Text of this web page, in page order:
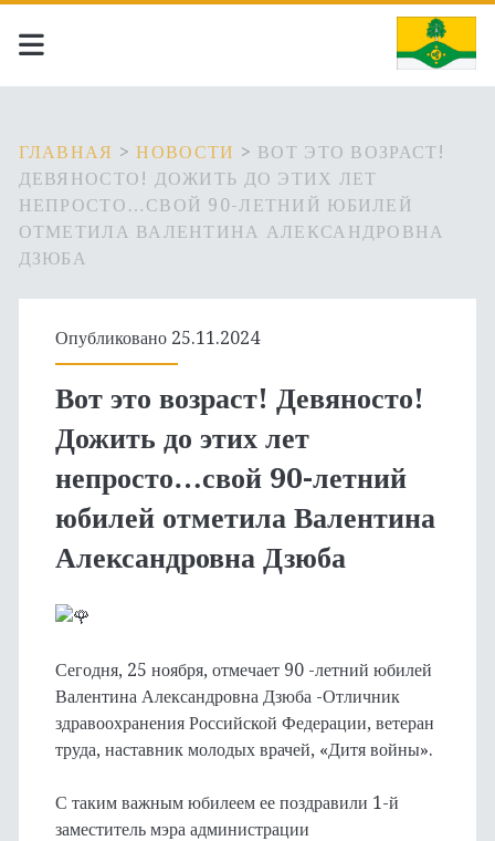
ГЛАВНАЯ >НОВОСТИ > ВОТ ЭТО ВОЗРАСТ!
ДЕВЯНОСТО! ДОЖИТЬ ДО ЭТИХ ЛЕТ
НЕПРОСТО…СВОЙ 90-ЛЕТНИЙ ЮБИЛЕЙ
ОТМЕТИЛА ВАЛЕНТИНА АЛЕКСАНДРОВНА
ДЗЮБА
Опубликовано 25.11.2024
Вот это возраст! Девяносто!
Дожить до этих лет
непросто…свой 90-летний
юбилей отметила Валентина
Александровна Дзюба
Сегодня, 25 ноября, отмечает 90 -летний юбилей
Валентина Александровна Дзюба -Отличник
здравоохранения Российской Федерации, ветеран
труда, наставник молодых врачей, «Дитя войны».
С таким важным юбилеем ее поздравили 1-й
заместитель мэра администрации